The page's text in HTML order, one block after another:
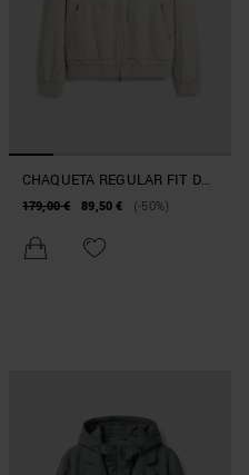
CHAQUETA REGULAR FIT DE
PIEL SINTÉTICA DE ANTE
179,00 € 89,50 € (-50%)